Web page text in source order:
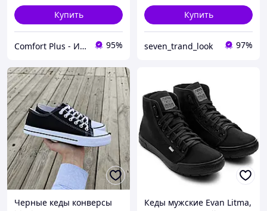
Купить
Comfort Plus - Интенет-магазин Термобелья 95%
Купить
seven_trand_look 97%
Черные кеды конверсы
Кеды мужские Evan Litma,